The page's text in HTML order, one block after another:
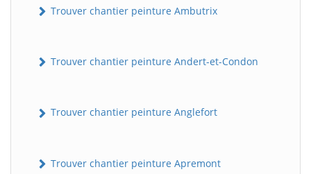
Trouver chantier peinture Ambutrix
Trouver chantier peinture Andert-et-Condon
Trouver chantier peinture Anglefort
Trouver chantier peinture Apremont